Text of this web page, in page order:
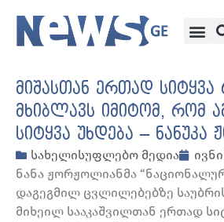
მიშასთან ერთად
მხიბლავს იმიტომ, რომ
სიტყვა უხდება –
სახელისუფლებო მედია
ნანა ჟორჟოლიანმა
დაგეგმილ ცვლილებებზე
მიხეილ სააკაშვილთან ერთად